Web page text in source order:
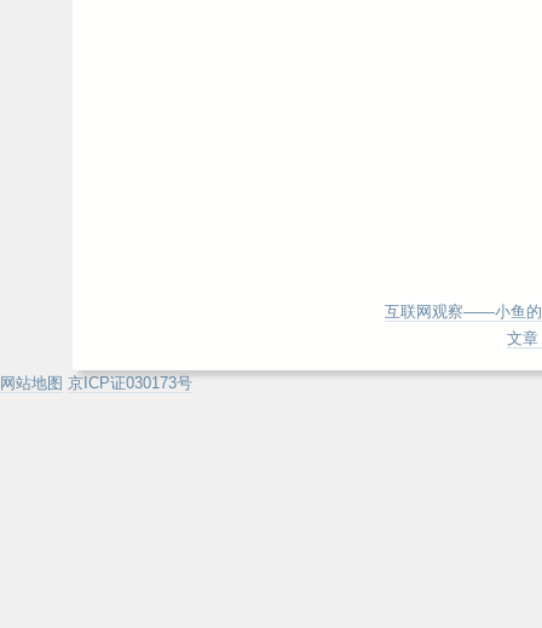
互联网观察——小鱼的
文章
网站地图 京ICP证030173号